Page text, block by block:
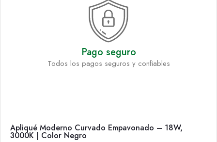
Pago seguro
Todos los pagos seguros y confiables
Apliqué Moderno Curvado Empavonado – 18W,
3000K | Color Negro